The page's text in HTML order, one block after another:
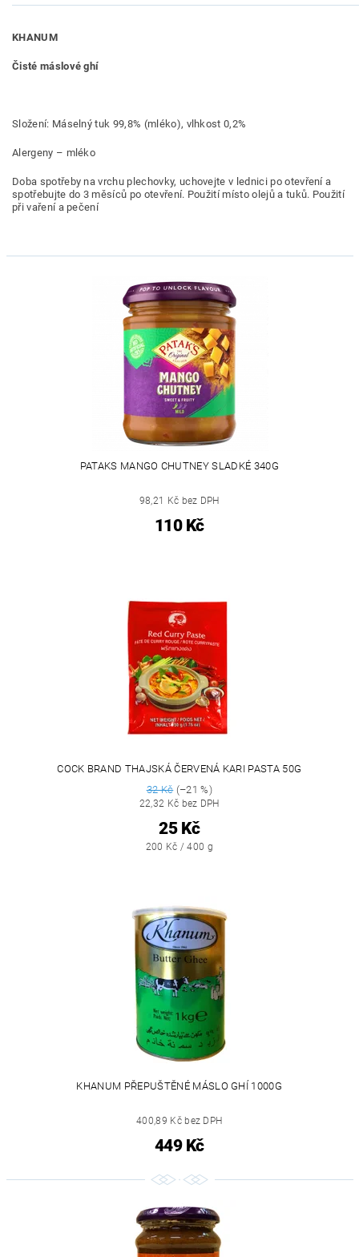
KHANUM
Čisté máslové ghí
Složení: Máselný tuk 99,8% (mléko), vlhkost 0,2%
Alergeny – mléko
Doba spotřeby na vrchu plechovky, uchovejte v lednici po otevření a
spotřebujte do 3 měsíců po otevření. Použití místo olejů a tuků. Použití
při vaření a pečení
PATAKS MANGO CHUTNEY SLADKÉ 340G
98,21 Kč bez DPH
110 Kč
COCK BRAND THAJSKÁ ČERVENÁ KARI PASTA 50G
32 Kč(–21 %)
22,32 Kč bez DPH
25 Kč
200 Kč / 400 g
KHANUM PŘEPUŠTĚNÉ MÁSLO GHÍ 1000G
400,89 Kč bez DPH
449 Kč